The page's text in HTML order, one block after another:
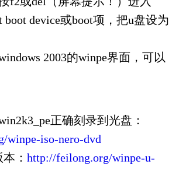
boot device或boot项，把u盘设为
2003的winpe界面，可以
正确刻录到光盘：
winpe-iso-nero-dvd
： http://feilong.org/winpe-u-